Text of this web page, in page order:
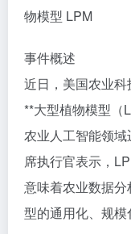
物模型 LPM
事件概述
近日，美国农业
**大型植物模型（
农业人工智能领
席执行官表示，
意味着农业数据
型的通用化、规模